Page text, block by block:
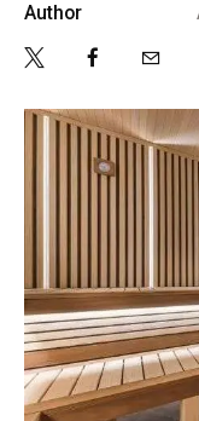
Author